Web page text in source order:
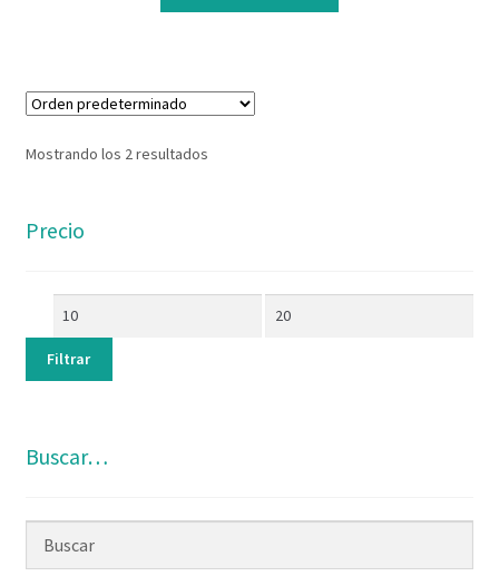
Mostrando los 2 resultados
Precio
Filtrar
Buscar…